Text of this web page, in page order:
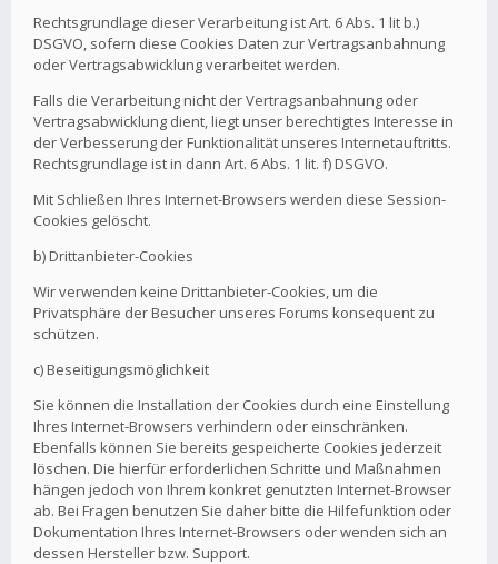
Rechtsgrundlage dieser Verarbeitung ist Art. 6 Abs. 1 lit b.)
DSGVO, sofern diese Cookies Daten zur Vertragsanbahnung
oder Vertragsabwicklung verarbeitet werden.
Falls die Verarbeitung nicht der Vertragsanbahnung oder
Vertragsabwicklung dient, liegt unser berechtigtes Interesse in
der Verbesserung der Funktionalität unseres Internetauftritts.
Rechtsgrundlage ist in dann Art. 6 Abs. 1 lit. f) DSGVO.
Mit Schließen Ihres Internet-Browsers werden diese Session-
Cookies gelöscht.
b) Drittanbieter-Cookies
Wir verwenden keine Drittanbieter-Cookies, um die
Privatsphäre der Besucher unseres Forums konsequent zu
schützen.
c) Beseitigungsmöglichkeit
Sie können die Installation der Cookies durch eine Einstellung
Ihres Internet-Browsers verhindern oder einschränken.
Ebenfalls können Sie bereits gespeicherte Cookies jederzeit
löschen. Die hierfür erforderlichen Schritte und Maßnahmen
hängen jedoch von Ihrem konkret genutzten Internet-Browser
ab. Bei Fragen benutzen Sie daher bitte die Hilfefunktion oder
Dokumentation Ihres Internet-Browsers oder wenden sich an
dessen Hersteller bzw. Support.